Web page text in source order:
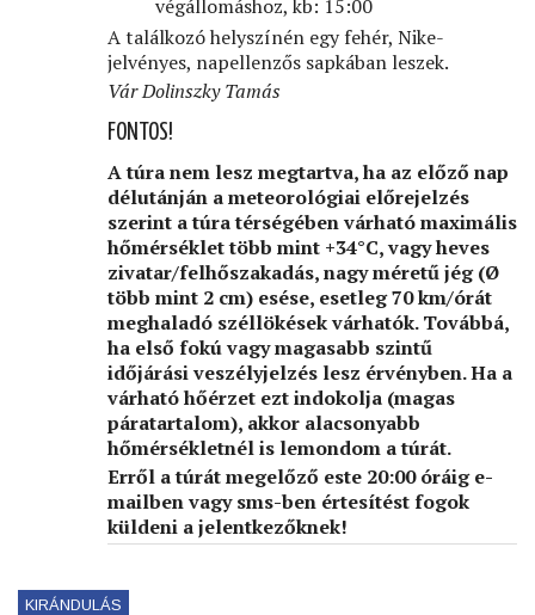
végállomáshoz, kb: 15:00
A találkozó helyszínén egy fehér, Nike-
jelvényes, napellenzős sapkában leszek.
Vár Dolinszky Tamás
FONTOS!
A túra nem lesz megtartva, ha az előző nap
délutánján a meteorológiai előrejelzés
szerint a túra térségében várható maximális
hőmérséklet több mint +34°C, vagy heves
zivatar/felhőszakadás, nagy méretű jég (Ø
több mint 2 cm) esése, esetleg 70 km/órát
meghaladó széllökések várhatók. Továbbá,
ha első fokú vagy magasabb szintű
időjárási veszélyjelzés lesz érvényben. Ha a
várható hőérzet ezt indokolja (magas
páratartalom), akkor alacsonyabb
hőmérsékletnél is lemondom a túrát.
Erről a túrát megelőző este 20:00 óráig e-
mailben vagy sms-ben értesítést fogok
küldeni a jelentkezőknek!
KIRÁNDULÁS